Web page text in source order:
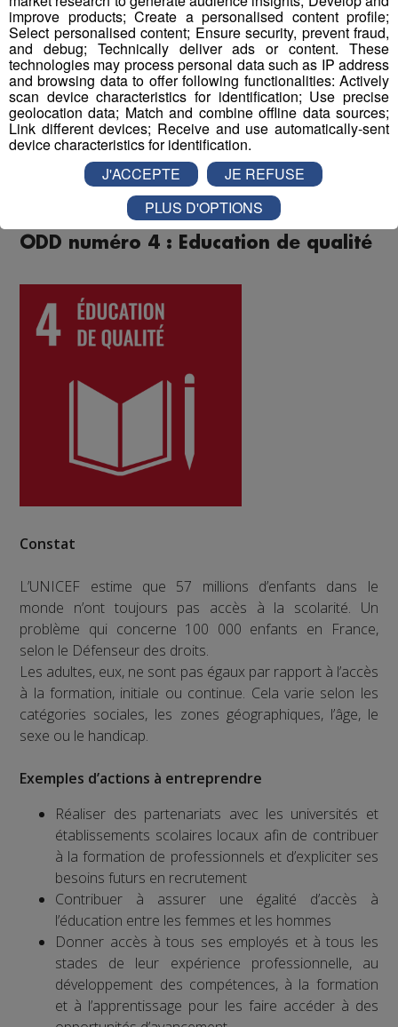
collègues.
Enfin, un questionnaire bien-être envoyé chaque année
à tous les collaborateurs permet d'identifier les
difficultés qui pourraient être rencontrées par les
différents salariés, et d'y remédier. Au mois de juin 2022,
les collaborateurs ont donné une note globale de 8 sur
10 à la qualité de vie au travail au sein du Groupe Mont
Blanc Médias.
ODD numéro 4 : Education de qualité
Constat
L’UNICEF estime que 57 millions d’enfants dans le
monde n’ont toujours pas accès à la scolarité. Un
problème qui concerne 100 000 enfants en France,
selon le Défenseur des droits.
Les adultes, eux, ne sont pas égaux par rapport à l’accès
à la formation, initiale ou continue. Cela varie selon les
catégories sociales, les zones géographiques, l’âge, le
sexe ou le handicap.
Exemples d’actions à entreprendre
Réaliser des partenariats avec les universités et
établissements scolaires locaux afin de contribuer
à la formation de professionnels et d’expliciter ses
besoins futurs en recrutement
Contribuer à assurer une égalité d’accès à
l’éducation entre les femmes et les hommes
Donner accès à tous ses employés et à tous les
stades de leur expérience professionnelle, au
développement des compétences, à la formation
et à l’apprentissage pour les faire accéder à des
improve products; Create a personalised content profile;
Select personalised content; Ensure security, prevent fraud,
and debug; Technically deliver ads or content. These
technologies may process personal data such as IP address
and browsing data to offer following functionalities: Actively
scan device characteristics for identification; Use precise
geolocation data; Match and combine offline data sources;
Link different devices; Receive and use automatically-sent
device characteristics for identification.
J'ACCEPTE
JE REFUSE
PLUS D'OPTIONS